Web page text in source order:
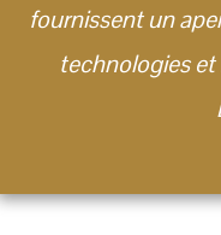
fournissent un
technologies et